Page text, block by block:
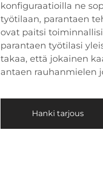
konfiguraatioilla ne
työtilaan, parantaen
ovat paitsi
parantaen työtilasi
takaa, että jokainen
antaen rauhanmielen
Hanki tarjous